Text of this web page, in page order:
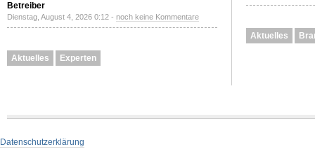
Betreiber
Dienstag, August 4, 2026 0:12 - noch keine Kommentare
Aktuelles Experten
Aktuelles
Datenschutzerklärung